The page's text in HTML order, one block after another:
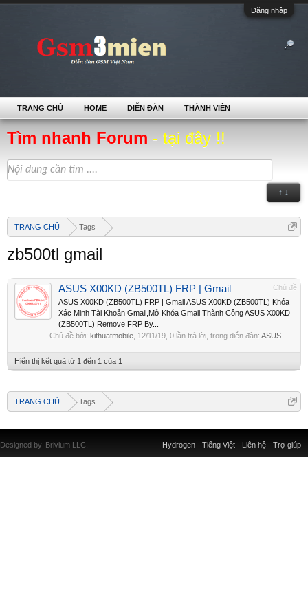
Đăng nhập
Tìm nhanh Forum - tại đây !!
↑ ↓
TRANG CHỦ Tags
zb500tl gmail
Chủ đề
ASUS X00KD (ZB500TL) FRP | Gmail
ASUS X00KD (ZB500TL) FRP | Gmail ASUS X00KD (ZB500TL) Khóa
Xác Minh Tài Khoản Gmail,Mở Khóa Gmail Thành Công ASUS X00KD
(ZB500TL) Remove FRP By...
Chủ đề bởi: kithuatmobile 12/11/19 , 0 lần trả lời, trong diễn đàn: ASUS
Hiển thị kết quả từ 1 đến 1 của 1
TRANG CHỦ Tags
TRANG CHỦ HOME DIỄN ĐÀN THÀNH VIÊN
Liên hệ Trợ giúp
Hydrogen Tiếng Việt
Designed by Brivium LLC.